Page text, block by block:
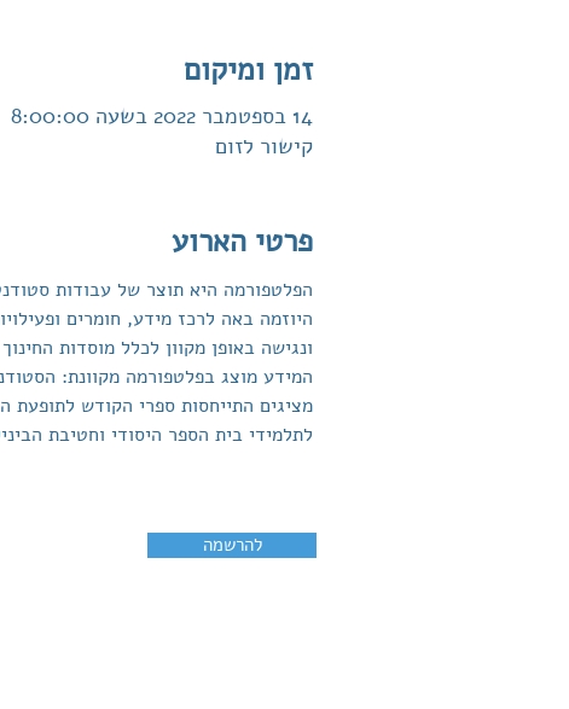
זמן ומיקום
14 בספטמבר 2022 בשעה 8:00:00
קישור לזום
פרטי הארוע
הפלטפורמה היא תוצר של עבודות
היוזמה באה לרכז מידע, חומרים
ונגישה באופן מקוון לכלל מוסדות
המידע מוצג בפלטפורמה מקוונת:
מציגים התייחסות ספרי הקודש לתופעת
לתלמידי בית הספר היסודי וחטיבת
להרשמה